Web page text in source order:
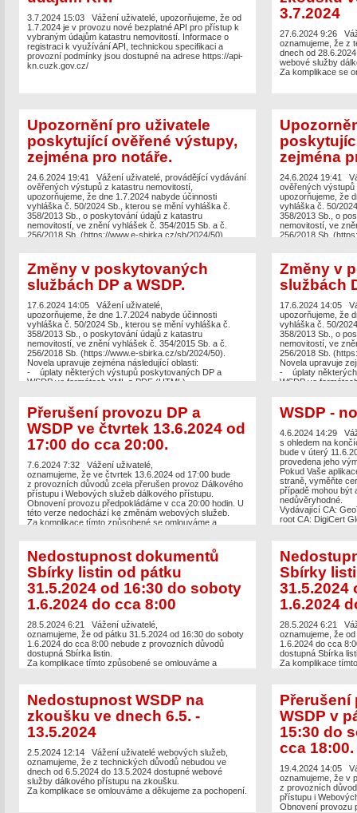
3.7.2024 15:03 Vážení uživatelé, upozorňujeme, že od
1.7.2024 je v provozu nové bezplatné API pro přístup k
vybraným údajům katastru nemovitostí. Informace o
registraci k využívání API, technickou specifikaci a
provozní podmínky jsou dostupné na adrese https://api-
kn.cuzk.gov.cz/
3.7.2024
27.6.2024 9:26
oznamujeme, že z
dnech od
webové služby
Za komplikace se
Upozornění pro uživatele
poskytující ověřené výstupy,
zejména pro notáře.
24.6.2024 19:41 Vážení uživatelé, provádějící vydávání
ověřených výstupů z katastru nemovitostí,
upozorňujeme, že dne 1.7.2024 nabyde účinnosti
vyhláška č. 50/2024 Sb., kterou se mění vyhláška č.
358/2013 Sb., o poskytování údajů z katastru
nemovitostí, ve znění vyhlášek č. 354/2015 Sb. a č.
256/2018 Sb. (https://www.e-sbirka.cz/sb/2024/50).
- Výpis z katastru – od 1.7.2024 úplata bude činit 50 Kč
(do 30.6.2024 činí úplata 50 Kč) – NEDOCHÁZÍ KE
ZMĚNĚ,
- Evidence práv pro osobu – od 1.7.2024 úplata bude
činit 75 Kč (do 30.6.2024 činí úplata 50 Kč),
- Ověřený výstup nebo duplikát listiny ze sbírky listin
katastru – od 1.7.2024 úplata bude činit 10 Kč (do
30.6.2024 činí úplata 10 Kč) – NEDOCHÁZÍ KE ZMĚNĚ,
- Přehled vlastnictví s nemovitostmi – od 1.7.2024
úplata bude činit 100 Kč.
zejména
24.6.2024 19:41
ověřených výstupů
upozorňujeme, že
vyhláška č. 50/
358/2013 Sb., o
nemovitostí, ve
256/2018 Sb.
- Výpis z katastru
(do 30.6.2024 činí
ZMĚNĚ,
- Evidence práv
činit 75 Kč (do
- Ověřený výstup
katastru – od
30.6.2024 činí
- Přehled
úplata bude činit
Změny v poskytovaných
službách DP a WSDP.
17.6.2024 14:05 Vážení uživatelé,
upozorňujeme, že dne 1.7.2024 nabyde účinnosti
vyhláška č. 50/2024 Sb., kterou se mění vyhláška č.
358/2013 Sb., o poskytování údajů z katastru
nemovitostí, ve znění vyhlášek č. 354/2015 Sb. a č.
256/2018 Sb. (https://www.e-sbirka.cz/sb/2024/50).
Novela upravuje zejména následující oblasti:
- úplaty některých výstupů poskytovaných DP a
WSDP ve formátech XML a PDF (HTML),
- úplatu za zřízení Služby sledování změn do 20
sledovaných nemovitostí (nově bude její zřízení
bezúplatné).
Změny v
službách
17.6.2024 14:05
upozorňujeme, že
vyhláška č. 50/
358/2013 Sb., o
nemovitostí, ve
256/2018 Sb.
Novela upravuje
- úplaty některých
WSDP ve
- úplatu za zřízení
sledovaných
bezúplatné).
Přerušení provozu DP a
WSDP ve čtvrtek 13.6.2024 od
17:00 do cca 20:00.
7.6.2024 7:32 Vážení uživatelé,
oznamujeme, že ve čtvrtek 13.6.2024 od 17:00 bude
z provozních důvodů zcela přerušen provoz Dálkového
přístupu i Webových služeb dálkového přístupu.
Obnovení provozu předpokládáme v cca 20:00 hodin. U
této verze nedochází ke změnám webových služeb.
Za komplikace tímto způsobené se omlouváme a
WSDP -
4.6.2024 14:29
s ohledem na
bude v úterý
provedena jeho
Pokud Vaše
straně, vyměňte
případě mohou být
nedůvěryhodné.
Vydávající CA:
root CA: DigiCert
Omlouváme se za
pochopení.
Nedostupnost dokumentů
Sbírky listin od pátku
31.5.2024 od 16:30 do soboty
1.6.2024 do cca 8:00
28.5.2024 6:21 Vážení uživatelé,
oznamujeme, že od pátku 31.5.2024 od 16:30 do soboty
1.6.2024 do cca 8:00 nebude z provozních důvodů
dostupná Sbírka listin.
Za komplikace tímto způsobené se omlouváme a
Sbírky
31.5.2024
1.6.2024
28.5.2024 6:21
oznamujeme, že
1.6.2024 do cca
dostupná Sbírka
Za komplikace
Nedostupnost WSDP na
zkoušku ve dnech 6.5. -
13.5.2024
2.5.2024 12:14 Vážení uživatelé webových služeb,
oznamujeme, že z technických důvodů nebudou ve
dnech od 6.5.2024 do 13.5.2024 dostupné webové
služby dálkového přístupu na zkoušku.
Za komplikace se omlouváme a děkujeme za pochopení.
Přerušení
WSDP v
15:30 do
cca 18:00.
19.4.2024 14:05
oznamujeme, že v
z provozních
přístupu i
Obnovení provozu